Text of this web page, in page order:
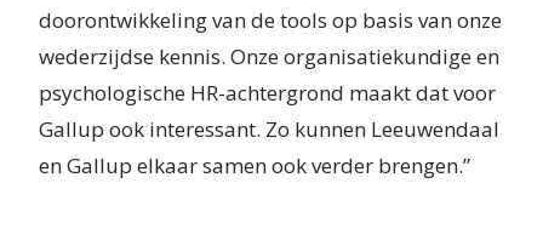
doorontwikkeling van de tools op basis van onze
wederzijdse kennis. Onze organisatiekundige en
psychologische HR-achtergrond maakt dat voor
Gallup ook interessant. Zo kunnen Leeuwendaal
en Gallup elkaar samen ook verder brengen.”